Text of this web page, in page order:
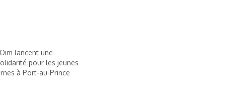
lancent une
pour les jeunes
à Port-au-Prince